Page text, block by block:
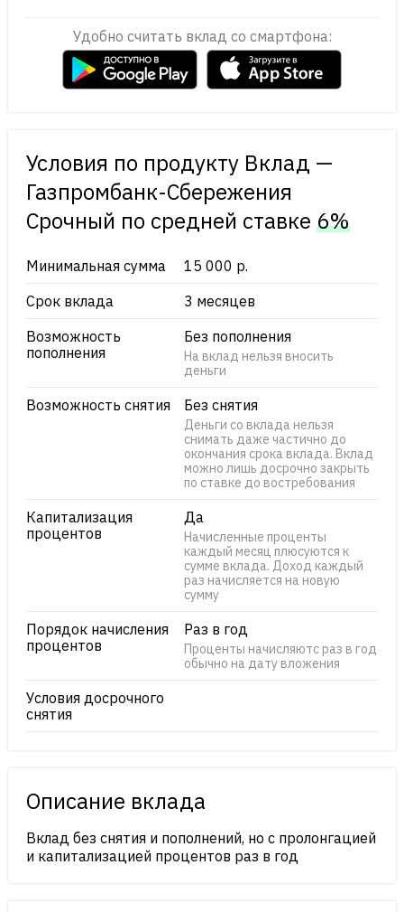
Удобно считать вклад со смартфона:
Условия по продукту Вклад —
Газпромбанк-Сбережения
Срочный по cредней ставке 6%
Минимальная сумма
15 000 р.
Срок вклада
3 месяцев
Возможность
пополнения
Без пополнения
На вклад нельзя вносить
деньги
Возможность снятия Без снятия
Деньги со вклада нельзя
снимать даже частично до
окончания срока вклада. Вклад
можно лишь досрочно закрыть
по ставке до востребования
Капитализация
процентов
Да
Начисленные проценты
каждый месяц плюсуются к
сумме вклада. Доход каждый
раз начисляется на новую
сумму
Порядок начисления
процентов
Раз в год
Проценты начисляютс раз в год
обычно на дату вложения
Условия досрочного
снятия
Описание вклада
Вклад без снятия и пополнений, но с пролонгацией
и капитализацией процентов раз в год